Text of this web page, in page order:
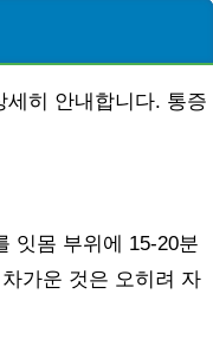
히 안내합니다. 통증
잇몸 부위에 15-20분
가운 것은 오히려 자